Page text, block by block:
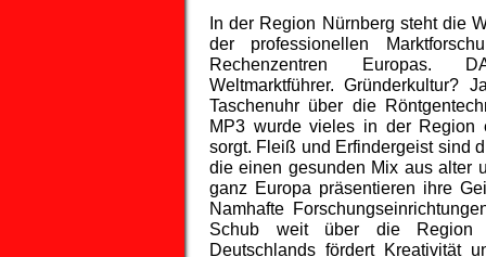
In der Region Nürnberg steht die
der professionellen
Rechenzentren Europas.
Weltmarktführer.
Taschenuhr über die
MP3 wurde vieles in der Region
sorgt. Fleiß und Erfindergeist sind
die einen gesunden Mix aus alter
ganz Europa präsentieren ihre
Namhafte
Schub weit über die Region
Deutschlands fördert Kreativität